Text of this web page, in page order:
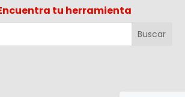
tu herramienta